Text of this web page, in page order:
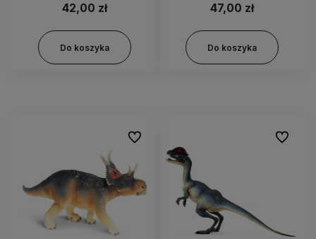
42,00 zł
Do koszyka
47,00 zł
Do koszyka
Do ulubionych Do